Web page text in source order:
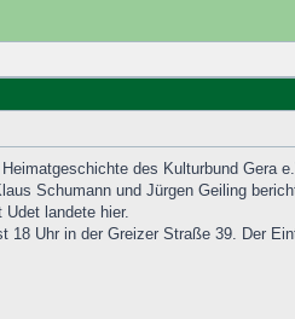
des Kulturbund Gera
Schumann und Jürgen Geiling
landete hier.
18 Uhr in der Greizer Straße 39. Der